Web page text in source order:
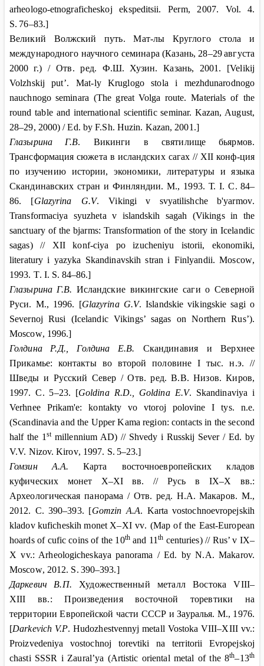
arheologo-etnograficheskoj ekspeditsii. Perm, 2007. Vol.
4.
S. 76–83.]
Великий Волжский путь. Мат-лы Круглого стола и
международного научного семинара (Казань, 28–29 августа
2000 г.) / Отв. ред. Ф.Ш. Хузин. Казань, 2001. [Velikij
Volzhskij
put’.Mat-ly Kruglogo stola i
mezhdunarodnogo
nauchnogo seminara (The great Volga route.Materials of the
round table and international scientific seminar. Kazan, August,
28–29, 2000) / Ed. by F.Sh. Huzin. Kazan, 2001.]
Глазырина
Г.В. Викинги в святилище бьярмов.
Трансформация сюжета в исландских сагах // XIIконф-ция
по изучению истории, экономики, литературы и языка
Скандинавских стран и Финляндии. М., 1993. Т. I. С. 84–
86. [Glazyrina G.V.Vikingi v svyatilishche b'yarmov.
Transformaciya syuzheta v islandskih sagah (Vikings in the
sanctuary of the bjarms: Transformation of the story in Icelandic
sagas) // XII konf-ciya po izucheniyu istorii, ekonomiki,
literatury i yazyka Skandinavskih stran i Finlyandii. Moscow,
1993. T. I. S. 84–86.]
Глазырина Г.В. Исландские викингские саги о Северной
Руси. М., 1996. [Glazyrina G.V. Islandskie vikingskie sagi o
Severnoj Rusi (Icelandic Vikings’ sagas on Northern Rus’).
Moscow, 1996.]
Голдина
Р.Д., Голдина Е.В. Скандинавия и Верхнее
Прикамье: контакты во второй половинеIтыс. н.э. //
Шведы и Русский Север / Отв. ред. В.В.Низов.Киров,
1997.С. 5–23. [Goldina R.D., Goldina E.V. Skandinaviya i
Verhnee Prikam'e: kontakty vo vtoroj polovine I tys. n.e.
(Scandinavia and the Upper Kama region: contacts in the second
half the 1stmillennium AD) // Shvedy i Russkij Sever / Ed. by
V.V. Nizov. Kirov, 1997. S. 5–23.]
Гомзин
А.А.Карта восточноевропейских кладов
куфических монет Х–ХI вв. // Русь в IX–X вв.:
Археологическая панорама / Отв. ред. Н.А. Макаров. М.,
2012. С. 390–393. [Gomzin A.A. Karta vostochnoevropejskih
kladov kuficheskih monet X–XI vv. (Map of the East-European
hoards of cufic coins of the 10thand 11th centuries) // Rus’ v IX–
X vv.: Arheologicheskaya panorama / Ed. by N.A. Makarov.
Moscow, 2012. S. 390–393.]
Даркевич
В.П. Художественный металл ВостокаVIII–
XIIIвв.: Произведения восточной торевтики на
территории Европейской части СССР и Зауралья. М., 1976.
[Darkevich V.P. Hudozhestvennyj metall Vostoka VIII–XIII vv.:
Proizvedeniya vostochnoj torevtiki na territorii Evropejskoj
chasti SSSR i Zaural’ya (Artistic oriental metal of the 8th–13th